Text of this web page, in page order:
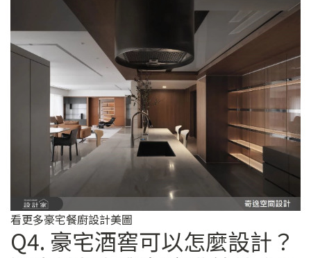
看更多豪宅餐廚設計美圖
Q4. 豪宅酒窖可以怎麼設計？